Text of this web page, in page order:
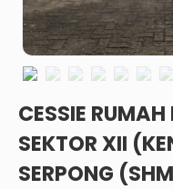
CESSIE
SEKTOR XII
SERPONG